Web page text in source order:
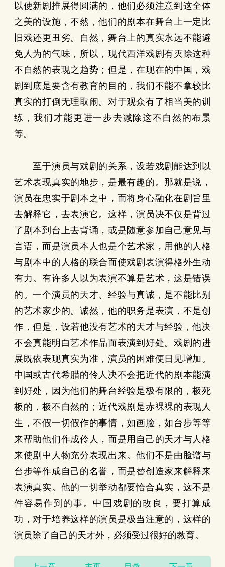
以使新剧推展得圆满的，他们必须注意到这全体
之美的设施，不然，他们的剧本在舞台上一定比
旧戏还更丑劣。自然，舞台上的真实永远不能避
免人为的气味，所以，现代西洋戏剧有灭除这种
不自然的表现之趋势；但是，在现在的中国，戏
剧到底是要含有教育的目的，我们不能不拿较比
真实的打倒无理取闹。对于观众有了相当美的训
练，我们才能更进一步去减除这不自然的布景
等。
至于演员与戏剧的关系，设若戏剧能达到以
艺术表现真实的地步，是最有趣的。那就是说，
演员在忠实于剧本之中，而将身心融化在剧旨里
去解释它，去表演它。这样，演员决不仅是背过
了剧本到台上去背诵，或是随意参加自己意见与
言语，而是演员本人也是个艺术家，用他的人格
与剧本中的人格的联合而使戏剧表演得格外生动
有力。有许多人以为表演不算是艺术，这是错误
的。一个演员的天才、经验与真诚，是不能比别
的艺术家少的。诚然，他的职务是表演，不是创
作，但是，设若他没有艺术的天才与经验，他决
不会真能明白艺术作品而表演到好处。戏剧的进
展既依表现真实为准，演员的困难便日见增加。
中国或古代希腊的伶人决不会把近代的剧本能演
到好处，因为他们的舞台经验是极有限的，极死
板的，极不自然的；近代戏剧是赤裸裸的表现人
生，不假一切假作的事情，如画脸，如台步等等
来帮助他们作成伶人，而是用自己的天才与人格
来使剧中人物充分表现出来。他们不是由脸谱与
台步等作成自己的名誉，而是替创造家来解释来
表演真实。他的一切举动都要恰合真实，这不是
件容易作到的事。中国戏剧的改良，要打算成
功，对于培养这样的演员是极当注意的，这样的
演员除了自己的天才外，必须受过很好的教育。